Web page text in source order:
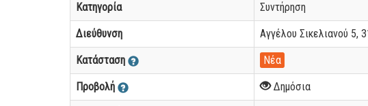
Κατηγορία Συντήρηση
Διεύθυνση Αγγέλου Σικελιανού 5,
Κατάσταση Νέα
Προβολή Δημόσια